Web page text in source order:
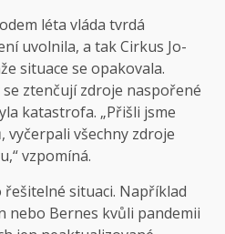
léta vláda tvrdá
uvolnila, a tak Cirkus Jo-
situace se opakovala.
ztenčují zdroje naspořené
katastrofa. „Přišli jsme
vyčerpali všechny zdroje
vzpomíná.
situaci. Například
nebo Bernes kvůli pandemii